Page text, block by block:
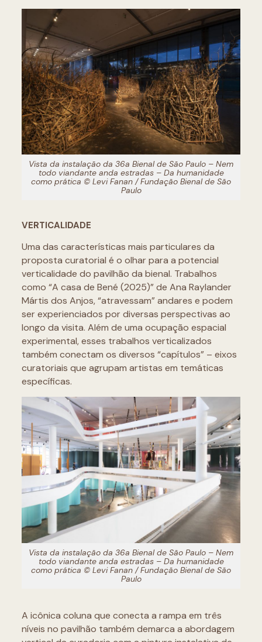
Vista da instalação da 36a Bienal de São Paulo – Nem
todo viandante anda estradas – Da humanidade
como prática © Levi Fanan / Fundação Bienal de São
Paulo
VERTICALIDADE
Uma das características mais particulares da
proposta curatorial é o olhar para a potencial
verticalidade do pavilhão da bienal. Trabalhos
como “A casa de Bené (2025)” de Ana Raylander
Mártis dos Anjos, “atravessam” andares e podem
ser experienciados por diversas perspectivas ao
longo da visita. Além de uma ocupação espacial
experimental, esses trabalhos verticalizados
também conectam os diversos “capítulos” – eixos
curatoriais que agrupam artistas em temáticas
específicas.
Vista da instalação da 36a Bienal de São Paulo – Nem
todo viandante anda estradas – Da humanidade
como prática © Levi Fanan / Fundação Bienal de São
Paulo
A icônica coluna que conecta a rampa em três
níveis no pavilhão também demarca a abordagem